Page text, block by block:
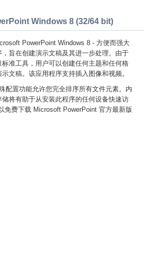
Windows 8 (32/64 bit)
PowerPoint Windows 8 - 方便而强大
，旨在创建演示文稿及其进一步处理。由于
标准工具，用户可以创建任何主题和任何格
示文稿。该应用程序支持插入图像和视频。
配置功能允许您完全排序所有文件元素。内
储将有助于从安装此程序的任何设备快速访
免费下载 Microsoft PowerPoint 官方最新版